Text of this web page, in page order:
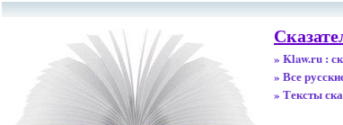
» Klaw.ru :
» Все
» Тексты